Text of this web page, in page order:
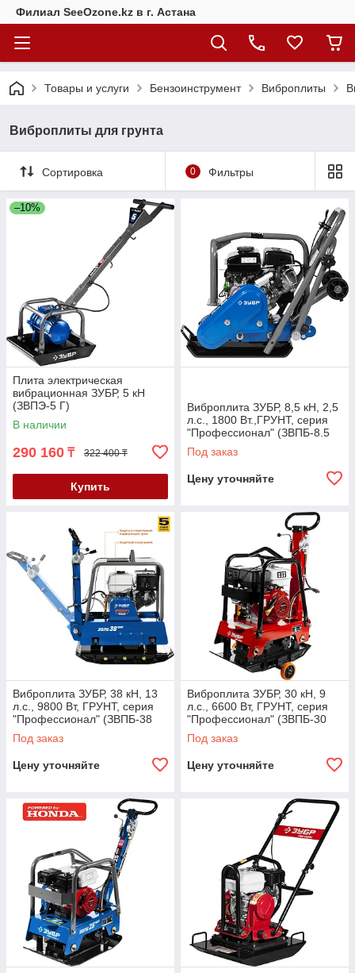
Филиал SeeOzone.kz в г. Астана
Товары и услуги Бензоинструмент Виброплиты
Виброплиты для грунта
Сортировка 0 Фильтры
–10%
Плита электрическая
вибрационная ЗУБР, 5 кН
(ЗВПЭ-5 Г)
В наличии
290 160 ₸ 322 400 ₸
Купить
Виброплита ЗУБР, 8,5 кН, 2,5
л.с., 1800 Вт.,ГРУНТ, серия
"Профессионал" (ЗВПБ-8.5
Г)
Под заказ
Цену уточняйте
Виброплита ЗУБР, 38 кН, 13
л.с., 9800 Вт, ГРУНТ, серия
"Профессионал" (ЗВПБ-38
ГРХ)
Под заказ
Цену уточняйте
Виброплита ЗУБР, 30 кН, 9
л.с., 6600 Вт, ГРУНТ, серия
"Профессионал" (ЗВПБ-30
ГРХ)
Под заказ
Цену уточняйте